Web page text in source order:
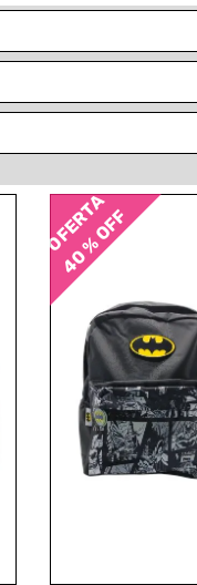
OFERTA
40 % OFF